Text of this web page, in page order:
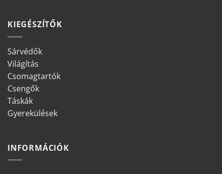
KIEGÉSZÍTŐK
Sárvédők
Világítás
Csomagtartók
Csengők
Táskák
Gyerekülések
INFORMÁCIÓK